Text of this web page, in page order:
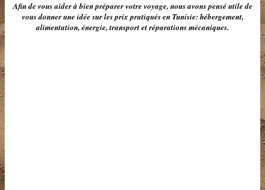
Afin de vous aider à bienpréparer votre voyage, nous avons pensé utile de
vous donner une idée sur les prix pratiqués en Tunisie: hébergement,
alimentation, énergie, transport et réparations mécaniques.